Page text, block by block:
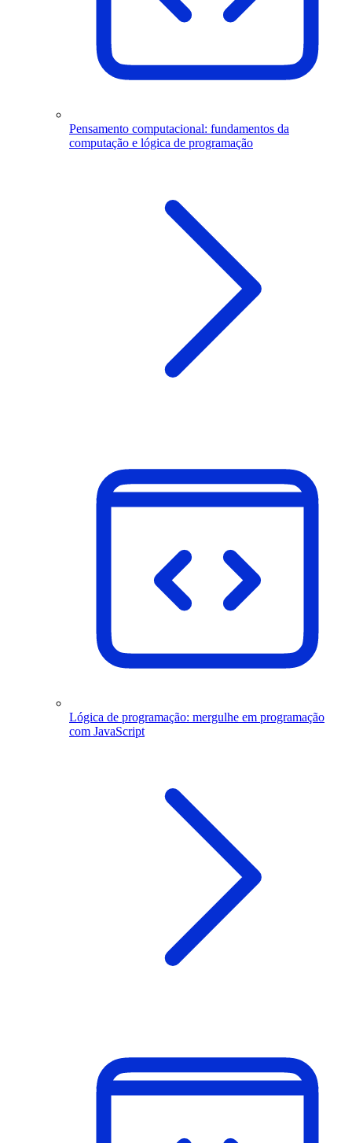
Pensamento computacional: fundamentos da
computação e lógica de programação
Lógica de programação: mergulhe em programação
com JavaScript